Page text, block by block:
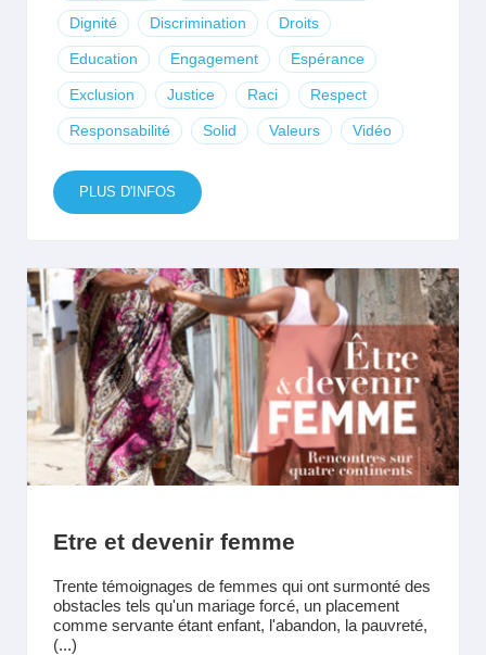
Dignité Discrimination Droits
Education Engagement Espérance
Exclusion Justice Raci Respect
Responsabilité Solid Valeurs Vidéo
PLUS D'INFOS
Etre et devenir femme
Trente témoignages de femmes qui ont surmonté des
obstacles tels qu'un mariage forcé, un placement
comme servante étant enfant, l'abandon, la pauvreté,
(...)